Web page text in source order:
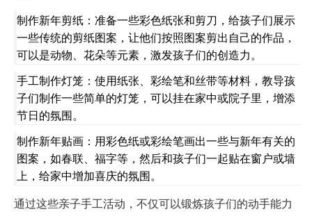
制作新年剪纸：准备一些彩色纸张和剪刀，给孩子们展示
一些传统的剪纸图案，让他们按照图案剪出自己的作品，
可以是动物、花朵等元素，激发孩子们的创造力。
手工制作灯笼：使用纸张、彩绘笔和丝带等材料，教导孩
子们制作一些简单的灯笼，可以挂在家中或院子里，增添
节日的氛围。
制作新年贴画：用彩色纸或彩绘笔画出一些与新年有关的
图案，如春联、福字等，然后和孩子们一起贴在窗户或墙
上，给家中增加喜庆的氛围。
通过这些亲子手工活动，不仅可以锻炼孩子们的动手能力